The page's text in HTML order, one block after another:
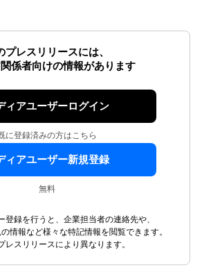
プレスリリースには、
係者向けの情報があります
ィアユーザーログイン
に登録済みの方はこちら
ィアユーザー新規登録
無料
登録を行うと、企業担当者の連絡先や、
情報など様々な特記情報を閲覧できます。
スリリースにより異なります。